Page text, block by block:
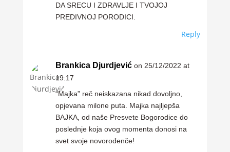
DA SRECU I ZDRAVLJE I TVOJOJ
PREDIVNOJ PORODICI.
Reply
Brankica Djurdjević on 25/12/2022 at
19:17
“Majka” reč neiskazana nikad dovoljno,
opjevana milone puta. Majka najljepša
BAJKA, od naše Presvete Bogorodice do
poslednje koja ovog momenta donosi na
svet svoje novorođenče!